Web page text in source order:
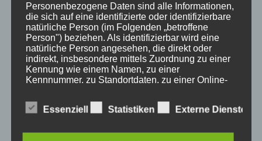
Wir Oberstdorfer
Stichworte
allgäu allgäuer alpen alpen angebot Auszeit
bayern bergbahnen berge event
ferienwohnungen fewo Fewo Rabatt
Personenbezogene Daten sind alle Informationen,
die sich auf eine identifizierte oder identifizierbare
natürliche Person (im Folgenden „betroffene
Person") beziehen. Als identifizierbar wird eine
natürliche Person angesehen, die direkt oder
indirekt, insbesondere mittels Zuordnung zu einer
Kennung wie einem Namen, zu einer
Kennnummer, zu Standortdaten, zu einer Online-
besonderen Merkmalen, die Ausdruck der
physischen, physiologischen, genetischen,
sozialen Identität dieser natürlichen Person sind,
Essenziell Statistiken Externe Dienste